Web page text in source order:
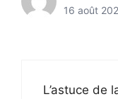
16 août
L’astuce de